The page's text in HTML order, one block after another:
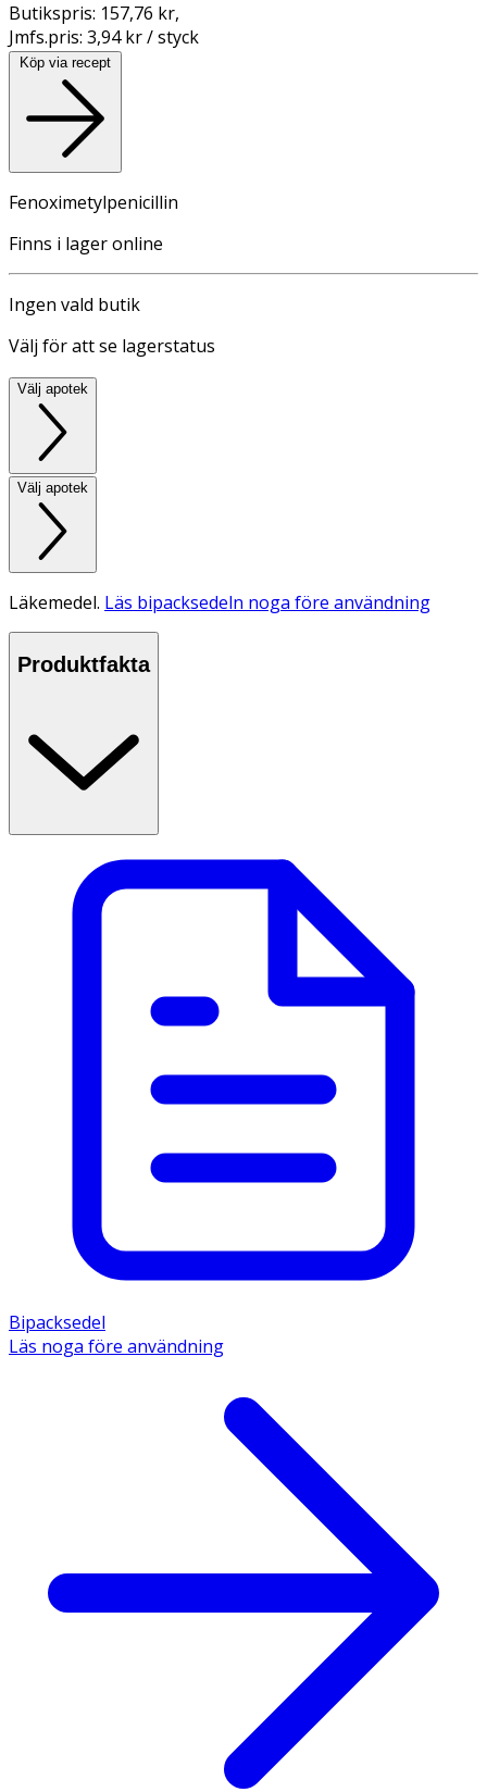
Butikspris: 157,76 kr,
Jmfs.pris: 3,94 kr / styck
Köp via recept
Fenoximetylpenicillin
Finns i lager online
Ingen vald butik
Välj för att se lagerstatus
Välj apotek
Välj apotek
Läkemedel. Läs bipacksedeln noga före användning
Produktfakta
Bipacksedel
Läs noga före användning